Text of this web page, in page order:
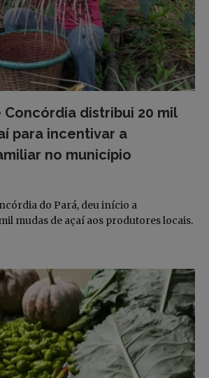
distribui 20 mil
para incentivar a
no município
do Pará, deu início a
mudas de açaí aos produtores locais.